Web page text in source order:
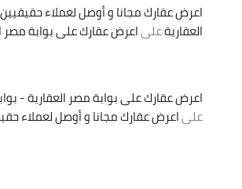
اعرض عقارك مجانا و أوصل لعملاء
العقاريةعلىاعرض عقارك على بوابة مصر
اعرض عقارك على بوابة مصر العقارية -
علىاعرض عقارك مجانا و أوصل لعملاء